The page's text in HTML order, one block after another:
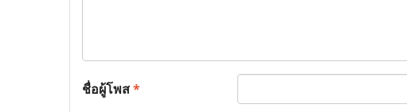
ชื่อผู้โพส*